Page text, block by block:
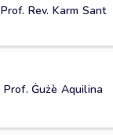
Prof. Rev. Karm Sant
Prof. Ġużè Aquilina